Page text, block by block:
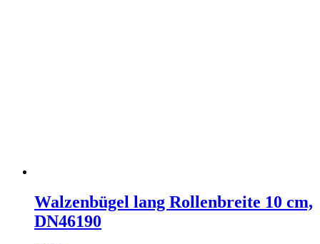
Walzenbügel lang Rollenbreite 10 cm,
DN46190